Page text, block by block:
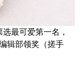
最可爱第一名，
辑部领奖（搓手